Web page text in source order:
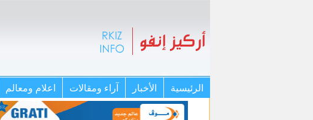
الرئيسية الأخبار آراء ومقالات اعلام ومعالم